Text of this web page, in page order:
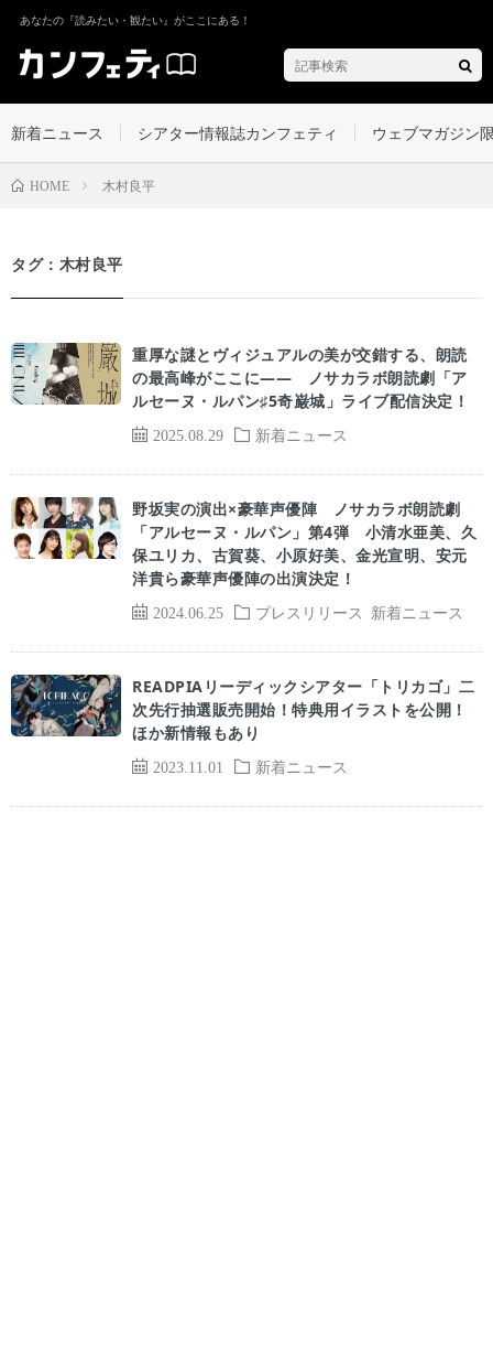
あなたの『読みたい・観たい』がここにある！
新着ニュース シアター情報誌カンフェティ ウェブマガジン
HOME 木村良平
タグ：木村良平
2025.08.29 新着ニュース
重厚な謎とヴィジュアルの美が交錯する、朗読
の最高峰がここに―― ノサカラボ朗読劇「ア
ルセーヌ・ルパン♯5奇巌城」ライブ配信決定！
2024.06.25 プレスリリース 新着ニュース
野坂実の演出×豪華声優陣 ノサカラボ朗読劇
「アルセーヌ・ルパン」第4弾 小清水亜美、久
保ユリカ、古賀葵、小原好美、金光宣明、安元
洋貴ら豪華声優陣の出演決定！
2023.11.01 新着ニュース
READPIAリーディックシアター「トリカゴ」二
次先行抽選販売開始！特典用イラストを公開！
ほか新情報もあり